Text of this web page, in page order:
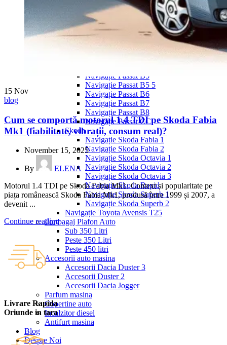
Navigație Mercedes C Class W203
Navigație Mercedes C Class W204
Navigație Mercedes W203
Navigație Mercedes W204
Navigație Mercedes W211
Navigație Mercedes Sprinter
Navigație Passat B5
Navigație Passat B5 5
Navigație Passat B6
Navigație Passat B7
Navigație Passat B8
Navigație Passat CC
Skoda
Navigație Skoda Fabia 1
Navigație Skoda Fabia 2
Navigație Skoda Octavia 1
Navigație Skoda Octavia 2
Navigație Skoda Octavia 3
Navigație Skoda Rapid
Navigație Skoda Superb 1
Navigație Skoda Superb 2
Navigație Toyota Avensis T25
Portbagaj Plafon Auto
Sub 350 Litri
Peste 350 Litri
Peste 450 litri
Accesorii auto masina
Accesorii Dacia Duster 3
Accesorii Duster 2
Accesorii Dacia Jogger
Parfum masina
Copertine auto
Incalzitor diesel
Antifurt masina
Blog
Despre Noi
15 Nov
blog
Cum se comportă motorul 1.4 TDI pe Skoda Fabia
Mk1 (fiabilitate, vibrații, consum real)?
November 15, 2025
By
ELENA
Motorul 1.4 TDI pe Skoda Fabia Mk1: Context și popularitate pe
piața românească Skoda Fabia Mk1, produsă între 1999 și 2007, a
devenit ...
Continue reading
Livrare Rapida
Oriunde in tara